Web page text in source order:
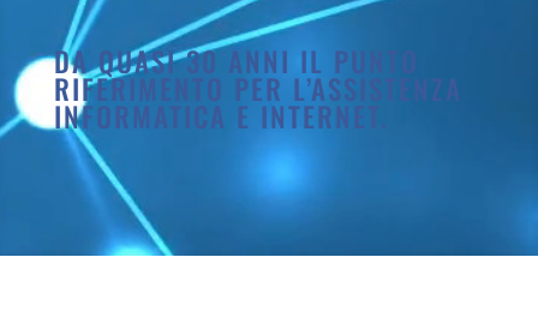
DA QUASI 30 ANNI IL PUNTO
RIFERIMENTO PER L’ASSISTENZA
INFORMATICA E INTERNET.